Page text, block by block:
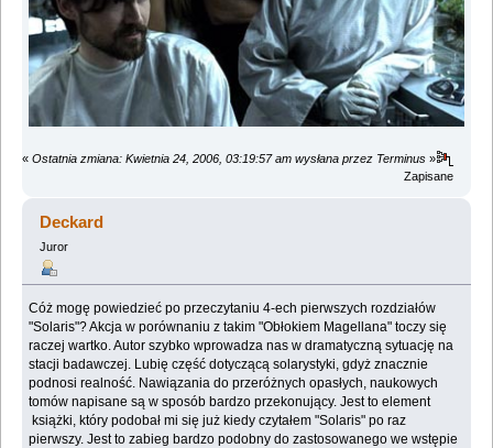
« Ostatnia zmiana: Kwietnia 24, 2006, 03:19:57 am wysłana przez Terminus »
Zapisane
Deckard
Juror
Cóż mogę powiedzieć po przeczytaniu 4-ech pierwszych rozdziałów
"Solaris"? Akcja w porównaniu z takim "Obłokiem Magellana" toczy się
raczej wartko. Autor szybko wprowadza nas w dramatyczną sytuację na
stacji badawczej. Lubię część dotyczącą solarystyki, gdyż znacznie
podnosi realność. Nawiązania do przeróżnych opasłych, naukowych
tomów napisane są w sposób bardzo przekonujący. Jest to element
książki, który podobał mi się już kiedy czytałem "Solaris" po raz
pierwszy. Jest to zabieg bardzo podobny do zastosowanego we wstępie